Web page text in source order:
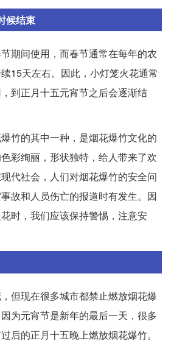
候结束
期间使用，而春节通常在每年的农
15天左右。因此，小灯笼火花通常
到正月十五元宵节之后会逐渐结
竹的其中一种，是烟花爆竹文化的
彩绚丽，形状独特，给人带来了欢
代社会，人们对烟花爆竹的安全问
故和人员伤亡的报道时有发生。因
时，我们应该保持警惕，注意安
但现在很多城市都禁止燃放烟花爆
为元宵节是新年的最后一天，很多
后的正月十五晚上燃放烟花爆竹。